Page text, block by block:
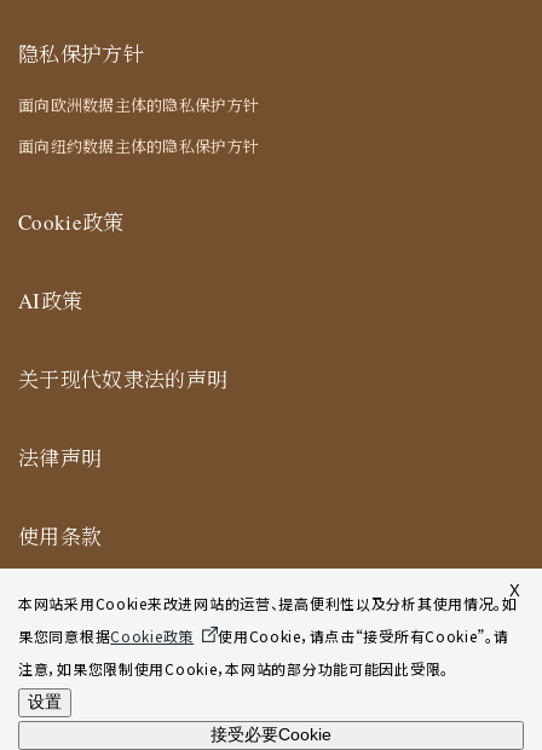
隐私保护方针
面向欧洲数据主体的隐私保护方针
面向纽约数据主体的隐私保护方针
Cookie政策
AI政策
关于现代奴隶法的声明
法律声明
使用条款
网站地图
X
本网站采用Cookie来改进网站的运营、提高便利性以及分析其使用情况。如
果您同意根据Cookie政策
使用Cookie，请点击“接受所有Cookie”。请
注意，如果您限制使用Cookie，本网站的部分功能可能因此受限。
设置
接受必要Cookie